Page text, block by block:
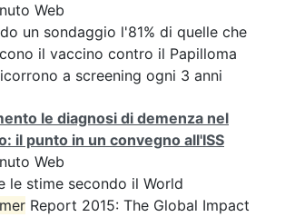
Web
un sondaggio l'81% di quelle che
il vaccino contro il Papilloma
a screening ogni 3 anni
le diagnosi di demenza nel
il punto in un convegno all'ISS
Web
le stime secondo il World
Report 2015: The Global Impact